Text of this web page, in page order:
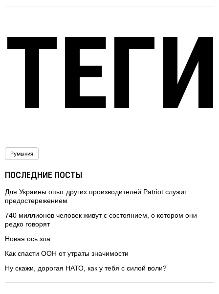
ТЕГИ
Румыния
ПОСЛЕДНИЕ ПОСТЫ
Для Украины опыт других производителей Patriot служит
предостережением
740 миллионов человек живут с состоянием, о котором они
редко говорят
Новая ось зла
Как спасти ООН от утраты значимости
Ну скажи, дорогая НАТО, как у тебя с силой воли?